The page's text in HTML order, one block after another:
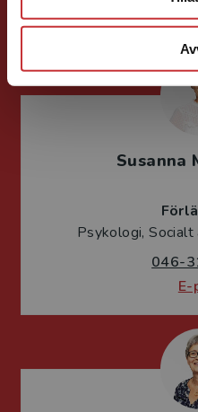
Susanna
Psykologi,
046-
E-